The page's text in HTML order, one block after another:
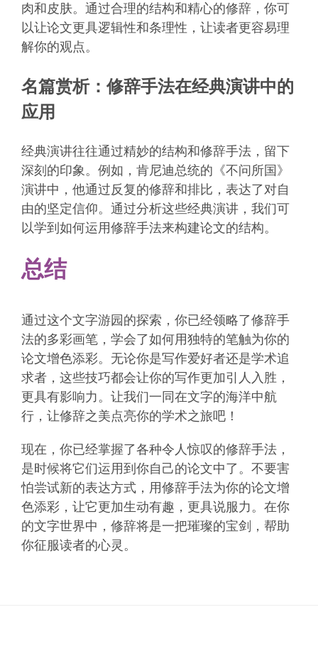
肉和皮肤。通过合理的结构和精心的修辞，你可
以让论文更具逻辑性和条理性，让读者更容易理
解你的观点。
名篇赏析：修辞手法在经典演讲中的
应用
经典演讲往往通过精妙的结构和修辞手法，留下
深刻的印象。例如，肯尼迪总统的《不问所国》
演讲中，他通过反复的修辞和排比，表达了对自
由的坚定信仰。通过分析这些经典演讲，我们可
以学到如何运用修辞手法来构建论文的结构。
总结
通过这个文字游园的探索，你已经领略了修辞手
法的多彩画笔，学会了如何用独特的笔触为你的
论文增色添彩。无论你是写作爱好者还是学术追
求者，这些技巧都会让你的写作更加引人入胜，
更具有影响力。让我们一同在文字的海洋中航
行，让修辞之美点亮你的学术之旅吧！
现在，你已经掌握了各种令人惊叹的修辞手法，
是时候将它们运用到你自己的论文中了。不要害
怕尝试新的表达方式，用修辞手法为你的论文增
色添彩，让它更加生动有趣，更具说服力。在你
的文字世界中，修辞将是一把璀璨的宝剑，帮助
你征服读者的心灵。